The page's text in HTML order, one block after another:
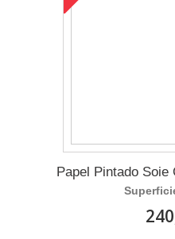
Papel Pintado Soie